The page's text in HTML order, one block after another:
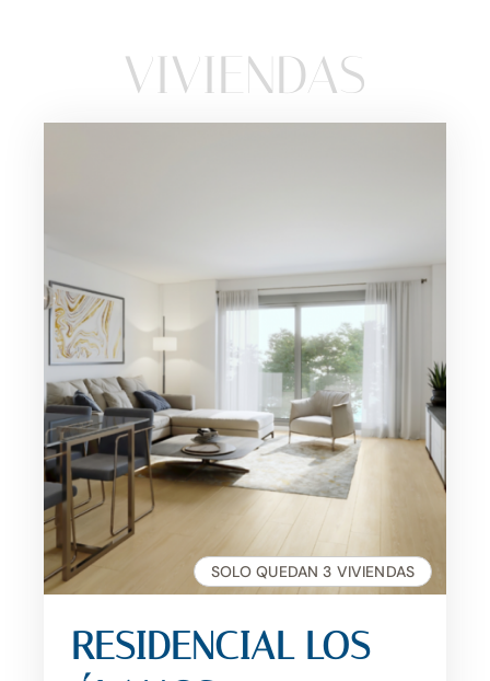
etapa
te espera
VIVIENDAS
SOLO QUEDAN 3 VIVIENDAS
RESIDENCIAL LOS